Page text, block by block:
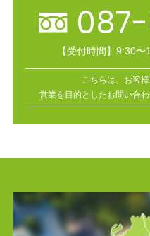
【受付時間】9:30〜
こちらは、お客
営業を目的としたお問い合